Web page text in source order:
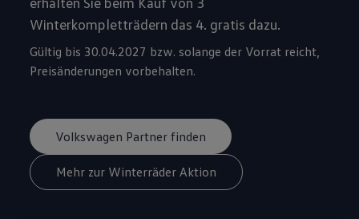
Winterkompletträdern das 4. gratis dazu.
Gültig bis 30.04.2027 bzw. solange der Vorrat reicht,
Preisänderungen vorbehalten.
Volkswagen Partner finden
Mehr zur Winterräder Aktion